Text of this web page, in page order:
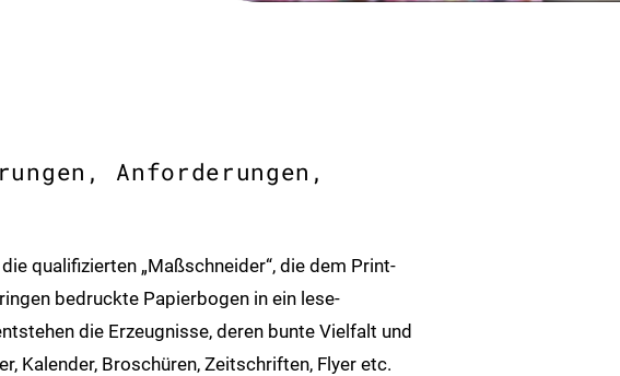
Anforderungen,
qualifizierten „Maßschneider“, die dem Print­
bedruckte Papier­bogen in ein lese­
die Erzeugnisse, deren bunte Vielfalt und
Kalender, Broschüren, Zeitschriften, Flyer etc.